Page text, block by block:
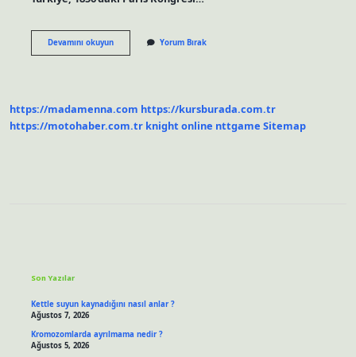
Devamını okuyunTr
Avrupa
Olur
Yorum Bırak
https://madamenna.com https://kursburada.com.tr
https://motohaber.com.tr knight online nttgame Sitemap
Son Yazılar
Kettle suyun kaynadığını nasıl anlar ?
Ağustos 7, 2026
Kromozomlarda ayrılmama nedir ?
Ağustos 5, 2026